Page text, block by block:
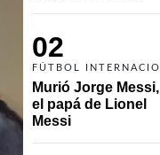
02
Murió Jorge Messi,
el papá de Lionel
Messi